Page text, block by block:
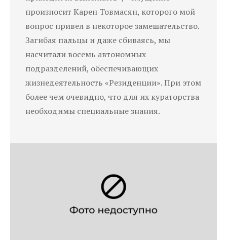
произносит Карен Товмасян, которого мой
вопрос привел в некоторое замешательство.
Загибая пальцы и даже сбиваясь, мы
насчитали восемь автономных
подразделений, обеспечивающих
жизнедеятельность «Резиденции». При этом
более чем очевидно, что для их кураторства
необходимы специальные знания.